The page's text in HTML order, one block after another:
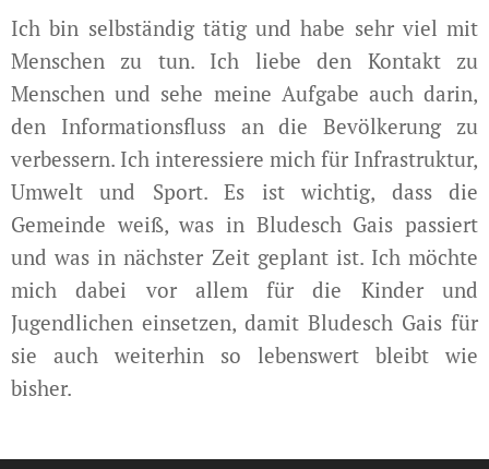
Ich bin selbständig tätig und habe sehr viel mit
Menschen zu tun. Ich liebe den Kontakt zu
Menschen und sehe meine Aufgabe auch darin,
den Informationsfluss an die Bevölkerung zu
verbessern. Ich interessiere mich für Infrastruktur,
Umwelt und Sport. Es ist wichtig, dass die
Gemeinde weiß, was in Bludesch Gais passiert
und was in nächster Zeit geplant ist. Ich möchte
mich dabei vor allem für die Kinder und
Jugendlichen einsetzen, damit Bludesch Gais für
sie auch weiterhin so lebenswert bleibt wie
bisher.